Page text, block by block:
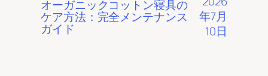
オーガニックコットン寝具の
ケア方法：完全メンテナンス
ガイド
年7月
10日